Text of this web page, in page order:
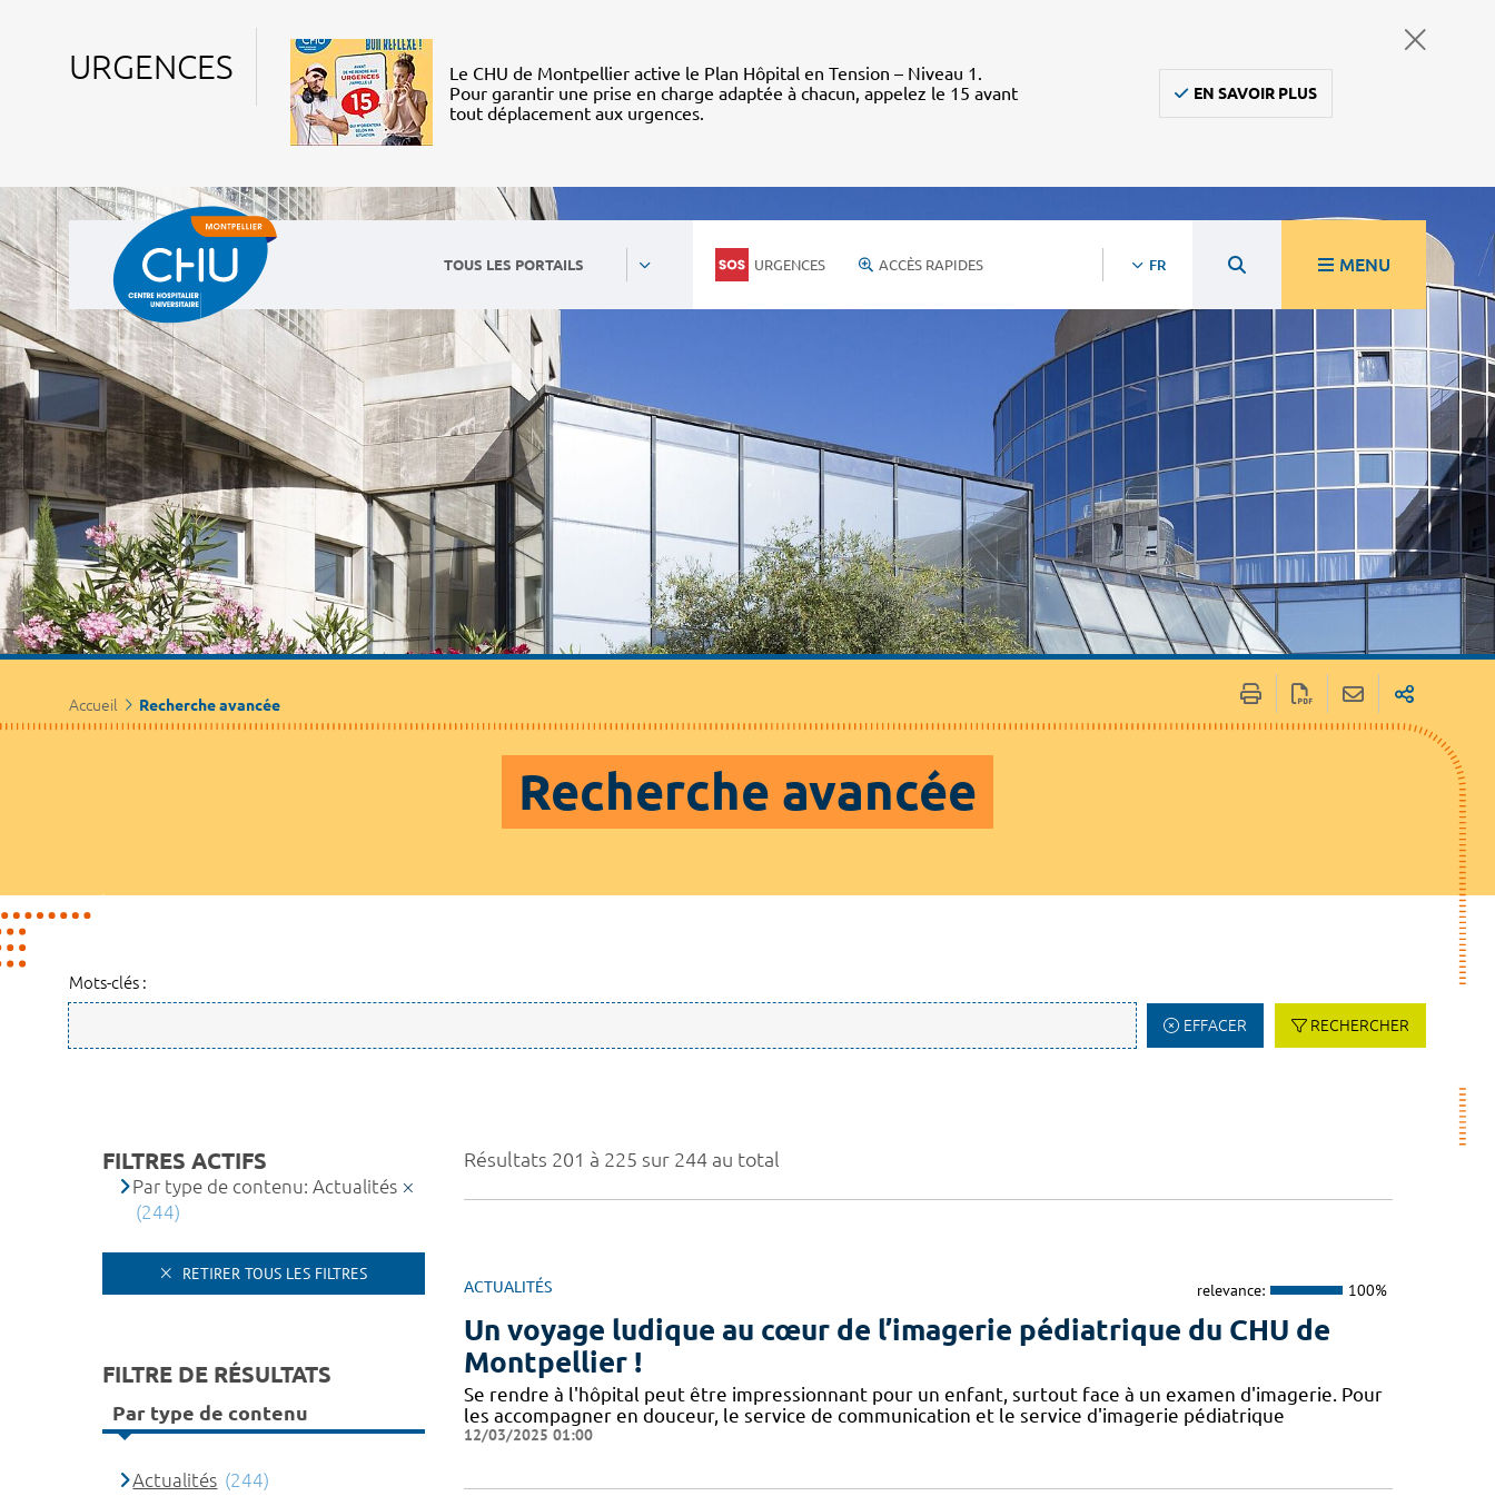
URGENCES
Le CHU de Montpellier active le Plan Hôpital en Tension – Niveau 1.
Pour garantir une prise en charge adaptée à chacun, appelez le 15 avant
tout déplacement aux urgences.
EN SAVOIR PLUS
TOUS LES PORTAILS URGENCES ACCÈS RAPIDES FR MENU
Accueil Recherche avancée
Recherche avancée
Mots-clés :
EFFACER RECHERCHER
Résultats 201 à 225 sur 244 au total
ACTUALITÉS relevance: 100%
Un voyage ludique au cœur de l’imagerie pédiatrique du CHU de
Montpellier !
​​​Se rendre à l'hôpital peut être impressionnant pour un enfant, surtout face à un examen d'imagerie. Pour
les accompagner en douceur, le service de communication et le service d'imagerie pédiatrique
12/03/2025 01:00
FILTRES ACTIFS
Par type de contenu: Actualités
(244)
RETIRER TOUS LES FILTRES
FILTRE DE RÉSULTATS
Par type de contenu
Actualités (244)